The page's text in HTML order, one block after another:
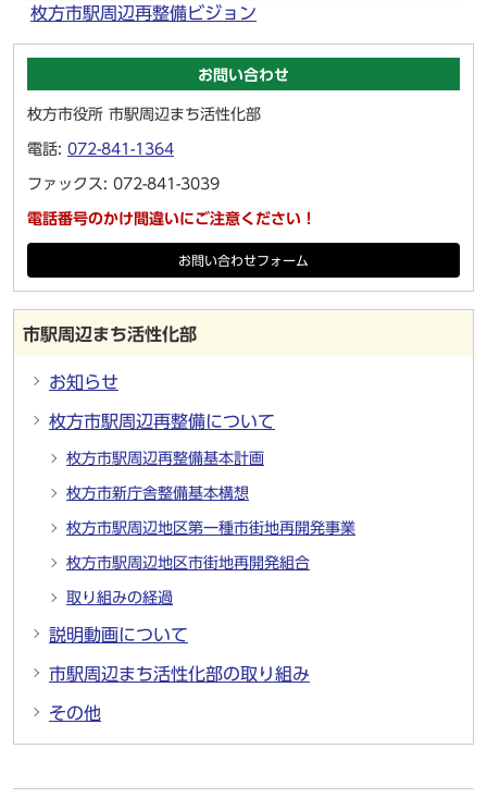
枚方市駅周辺再整備ビジョン
お問い合わせ
枚方市役所 市駅周辺まち活性化部
電話: 072-841-1364
ファックス: 072-841-3039
電話番号のかけ間違いにご注意ください！
お問い合わせフォーム
市駅周辺まち活性化部
お知らせ
枚方市駅周辺再整備について
枚方市駅周辺再整備基本計画
枚方市新庁舎整備基本構想
枚方市駅周辺地区第一種市街地再開発事業
枚方市駅周辺地区市街地再開発組合
取り組みの経過
説明動画について
市駅周辺まち活性化部の取り組み
その他